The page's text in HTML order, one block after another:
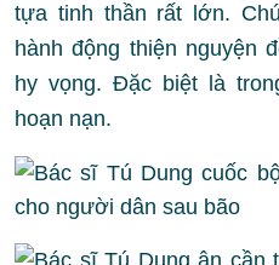
tựa tinh thần rất lớn.
hành động thiện nguyện
hy vọng. Đặc biệt là
hoạn nạn.